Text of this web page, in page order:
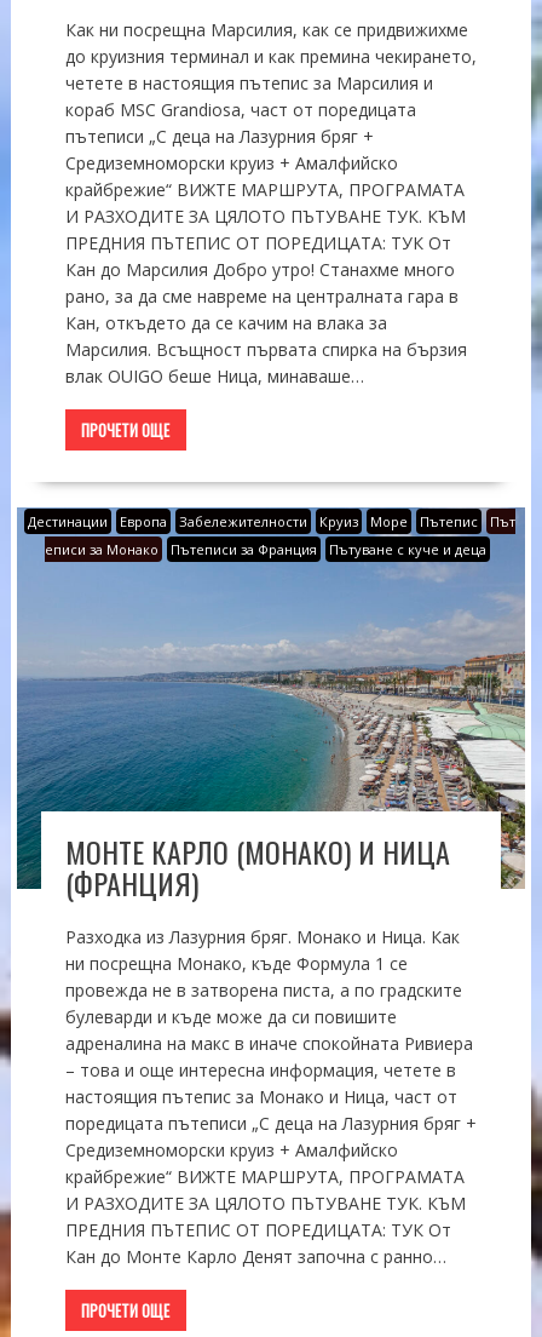
Как ни посрещна Марсилия, как се придвижихме
до круизния терминал и как премина чекирането,
четете в настоящия пътепис за Марсилия и
кораб MSC Grandiosa, част от поредицата
пътеписи „С деца на Лазурния бряг +
Средиземноморски круиз + Амалфийско
крайбрежие“ ВИЖТЕ МАРШРУТА, ПРОГРАМАТА
И РАЗХОДИТЕ ЗА ЦЯЛОТО ПЪТУВАНЕ ТУК. КЪМ
ПРЕДНИЯ ПЪТЕПИС ОТ ПОРЕДИЦАТА: ТУК От
Кан до Марсилия Добро утро! Станахме много
рано, за да сме навреме на централната гара в
Кан, откъдето да се качим на влака за
Марсилия. Всъщност първата спирка на бързия
влак OUIGO беше Ница, минаваше…
ПРОЧЕТИ ОЩЕ
Дестинации Европа Забележителности Круиз Море Пътепис
Път
еписи за Монако
Пътеписи за Франция Пътуване с куче и деца
МОНТЕ КАРЛО (МОНАКО) И НИЦА
(ФРАНЦИЯ)
Разходка из Лазурния бряг. Монако и Ница. Как
ни посрещна Монако, къде Формула 1 се
провежда не в затворена писта, а по градските
булеварди и къде може да си повишите
адреналина на макс в иначе спокойната Ривиера
– това и още интересна информация, четете в
настоящия пътепис за Монако и Ница, част от
поредицата пътеписи „С деца на Лазурния бряг +
Средиземноморски круиз + Амалфийско
крайбрежие“ ВИЖТЕ МАРШРУТА, ПРОГРАМАТА
И РАЗХОДИТЕ ЗА ЦЯЛОТО ПЪТУВАНЕ ТУК. КЪМ
ПРЕДНИЯ ПЪТЕПИС ОТ ПОРЕДИЦАТА: ТУК От
Кан до Монте Карло Денят започна с ранно…
ПРОЧЕТИ ОЩЕ